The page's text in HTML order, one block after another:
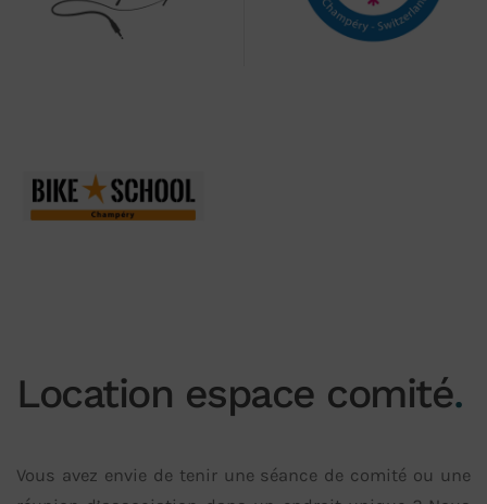
Location espace comité.
Vous avez envie de tenir une séance de comité ou une